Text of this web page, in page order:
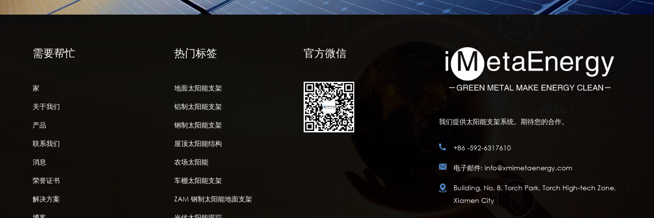
需要帮忙
家
关于我们
产品
联系我们
消息
荣誉证书
解决方案
热门标签
地面太阳能支架
铝制太阳能支架
钢制太阳能支架
屋顶太阳能结构
农场太阳能
车棚太阳能支架
ZAM 钢制太阳能地面支架
官方微信
我们提供太阳能支架系统。期待您的合作。
+86 -592-6317610
电子邮件: info@xmimetaenergy.com
Building, No. 8, Torch Park, Torch High-tech Zone,
Xiamen City